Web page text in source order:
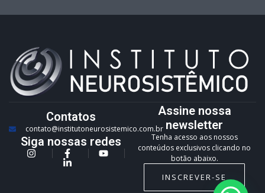
Contatos
contato@institutoneurosistemico.com.br
Siga nossas redes
Assine nossa
newsletter
Tenha acesso aos nossos
conteúdos exclusivos clicando no
botão abaixo.
INSCREVER-SE